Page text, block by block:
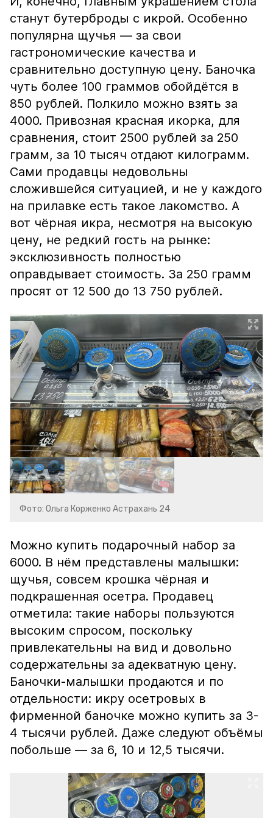
станут бутерброды с икрой. Особенно
популярна щучья — за свои
гастрономические качества и
сравнительно доступную цену. Баночка
чуть более 100 граммов обойдётся в
850 рублей. Полкило можно взять за
4000. Привозная красная икорка, для
сравнения, стоит 2500 рублей за 250
грамм, за 10 тысяч отдают килограмм.
Сами продавцы недовольны
сложившейся ситуацией, и не у каждого
на прилавке есть такое лакомство. А
вот чёрная икра, несмотря на высокую
цену, не редкий гость на рынке:
эксклюзивность полностью
оправдывает стоимость. За 250 грамм
просят от 12 500 до 13 750 рублей.
Фото: Ольга Корженко Астрахань 24
Можно купить подарочный набор за
6000. В нём представлены малышки:
щучья, совсем крошка чёрная и
подкрашенная осетра. Продавец
отметила: такие наборы пользуются
высоким спросом, поскольку
привлекательны на вид и довольно
содержательны за адекватную цену.
Баночки-малышки продаются и по
отдельности: икру осетровых в
фирменной баночке можно купить за 3-
4 тысячи рублей. Даже следуют объёмы
побольше — за 6, 10 и 12,5 тысячи.